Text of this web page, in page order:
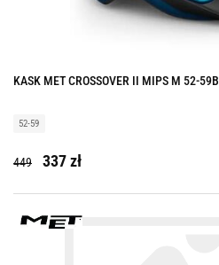
KASK MET CROSSOVER II MIPS M 52-59B
52-59
449 337 zł